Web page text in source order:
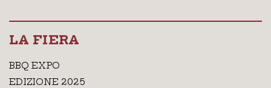
LA FIERA
BBQ EXPO
EDIZIONE 2025